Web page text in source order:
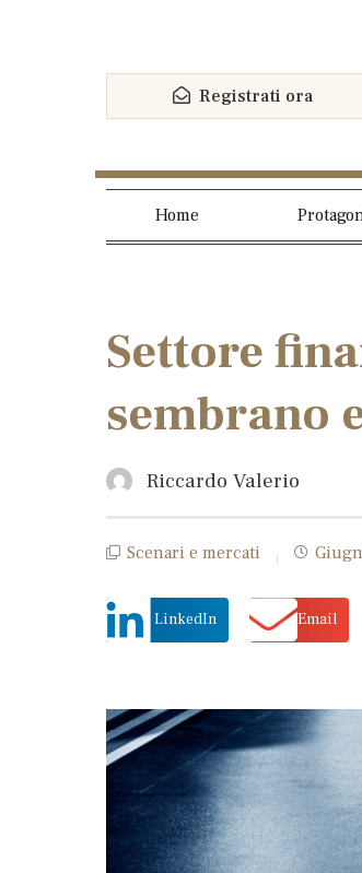
Registrati ora
Home
Settore
sembrano
Riccardo Valerio
Scenari e mercati
LinkedIn Email